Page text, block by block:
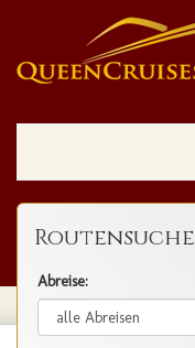
Routensuche
Abreise: